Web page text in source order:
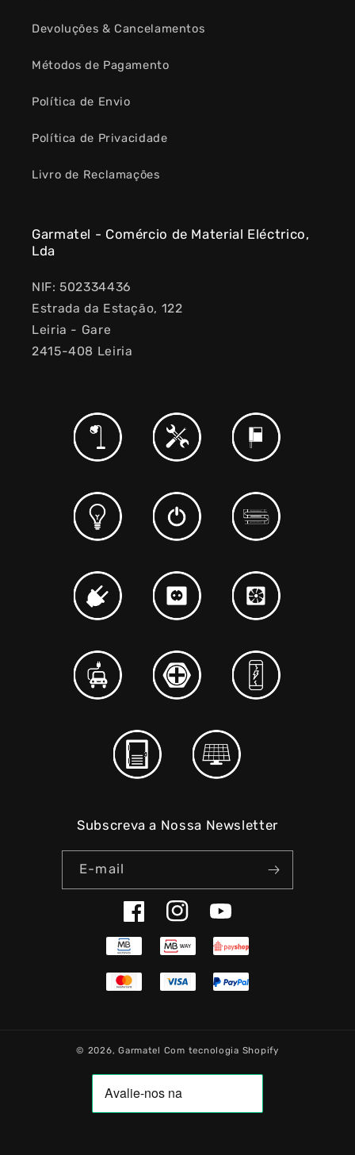
Devoluções & Cancelamentos
Métodos de Pagamento
Política de Envio
Política de Privacidade
Livro de Reclamações
Garmatel - Comércio de Material Eléctrico,
Lda
NIF: 502334436
Estrada da Estação, 122
Leiria - Gare
2415-408 Leiria
Subscreva a Nossa Newsletter
E-mail
FacebookInstagramYouTube
© 2026,Garmatel Com tecnologia Shopify